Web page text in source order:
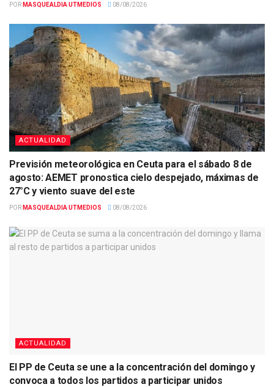
POR MASQUEALDIA UTMEDIOS 08/08/2026
ACTUALIDAD
Previsión meteorológica en Ceuta para el sábado 8 de
agosto: AEMET pronostica cielo despejado, máximas de
27°C y viento suave del este
POR MASQUEALDIA UTMEDIOS 08/08/2026
ACTUALIDAD
El PP de Ceuta se une a la concentración del domingo y
convoca a todos los partidos a participar unidos